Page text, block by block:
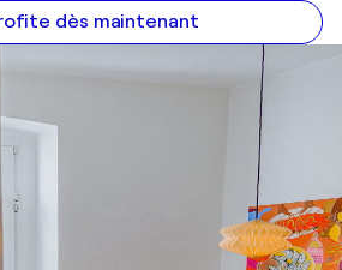
dès maintenant